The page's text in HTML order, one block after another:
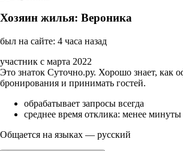
Хозяин жилья: Вероника
был на сайте: 4 часа назад
участник с марта 2022
Это знаток Суточно.ру. Хорошо знает, как
бронирования и принимать гостей.
обрабатывает запросы всегда
среднее время отклика: менее минуты
Общается на языках — русский